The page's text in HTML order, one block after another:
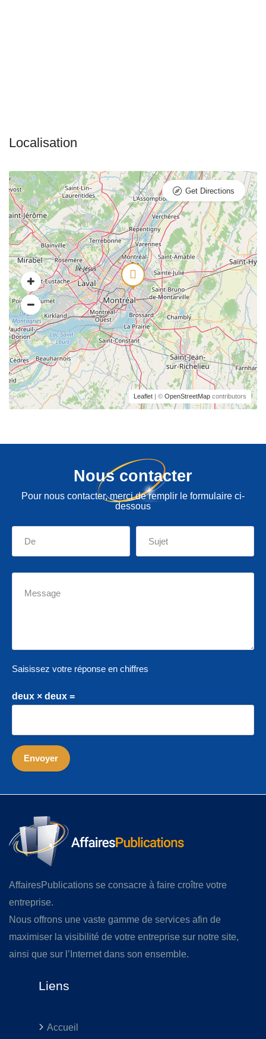
Leaflet | © OpenStreetMap contributors
Get Directions
Nous contacter
Pour nous contacter, merci de remplir le formulaire ci-
dessous
Saisissez votre réponse en chiffres
deux × deux =
AffairesPublications se consacre à faire croître votre
entreprise.
Nous offrons une vaste gamme de services afin de
maximiser la visibilité de votre entreprise sur notre site,
ainsi que sur l’Internet dans son ensemble.
Liens
Accueil